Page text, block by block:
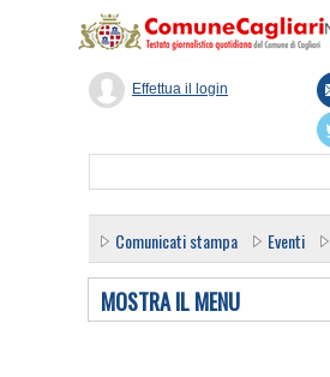
Effettua il login
Comunicati stampa Eventi
MOSTRA IL MENU